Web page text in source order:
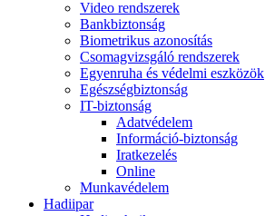
Video rendszerek
Bankbiztonság
Biometrikus azonosítás
Csomagvizsgáló rendszerek
Egyenruha és védelmi eszközök
Egészségbiztonság
IT-biztonság
Adatvédelem
Információ-biztonság
Iratkezelés
Online
Munkavédelem
Hadiipar